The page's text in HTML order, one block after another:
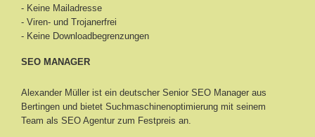
- Keine Mailadresse
- Viren- und Trojanerfrei
- Keine Downloadbegrenzungen
SEO MANAGER
Alexander Müller ist ein deutscher Senior SEO Manager aus
Bertingen und bietet Suchmaschinenoptimierung mit seinem
Team als SEO Agentur zum Festpreis an.